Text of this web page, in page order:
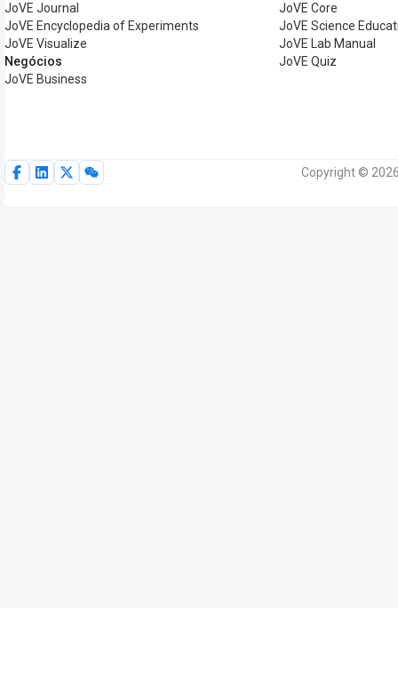
JoVE Journal
JoVE Encyclopedia of Experiments
JoVE Visualize
Negócios
JoVE Business
JoVE Core
JoVE Science
JoVE Lab Manual
JoVE Quiz
Copyright ©